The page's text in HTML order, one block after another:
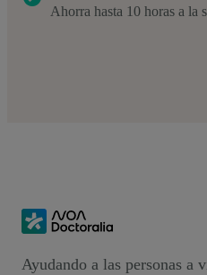
Ahorra hasta 10 horas a la
Ayudando a las personas a